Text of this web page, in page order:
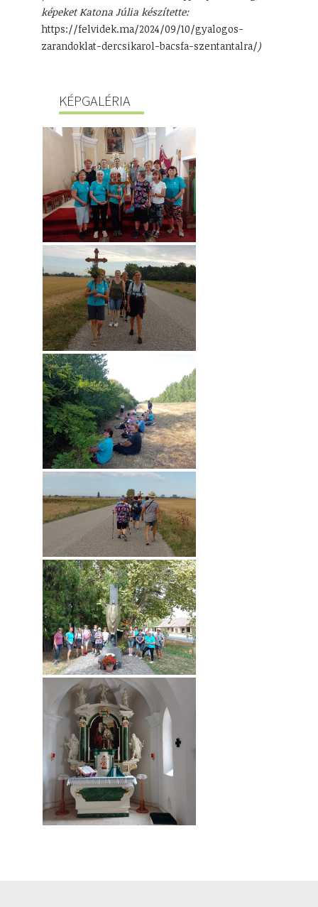
képeket Katona Júlia készítette:
https://felvidek.ma/2024/09/10/gyalogos-
zarandoklat-dercsikarol-bacsfa-szentantalra/)
KÉPGALÉRIA